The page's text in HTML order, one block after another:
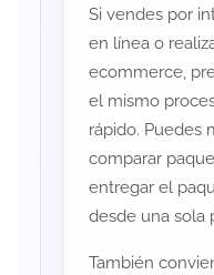
Si vendes por
en línea o
ecommerce,
el mismo
rápido. Puedes
comparar
entregar el
desde una sola
También